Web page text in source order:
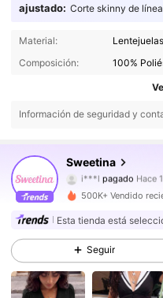
ajustado: Corte skinny de
Material:
Lentejuelas
Composición:
100%
Información de seguridad y
Sweetina
4,82
489K
i***l pagado Hace
489K
500K+ Vendido
Esta tienda está
Seguir